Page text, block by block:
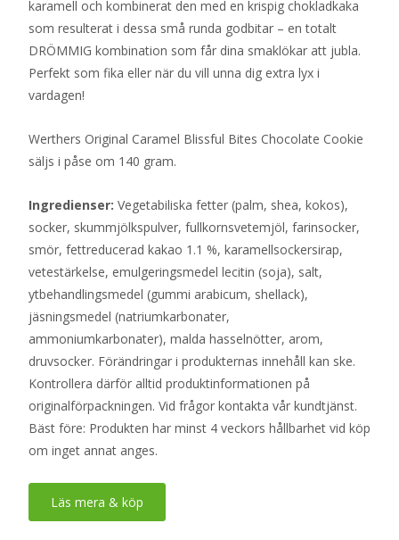
karamell och kombinerat den med en krispig chokladkaka
som resulterat i dessa små runda godbitar – en totalt
DRÖMMIG kombination som får dina smaklökar att jubla.
Perfekt som fika eller när du vill unna dig extra lyx i
vardagen!
Werthers Original Caramel Blissful Bites Chocolate Cookie
säljs i påse om 140 gram.
Ingredienser: Vegetabiliska fetter (palm, shea, kokos),
socker, skummjölkspulver, fullkornsvetemjöl, farinsocker,
smör, fettreducerad kakao 1.1 %, karamellsockersirap,
vetestärkelse, emulgeringsmedel lecitin (soja), salt,
ytbehandlingsmedel (gummi arabicum, shellack),
jäsningsmedel (natriumkarbonater,
ammoniumkarbonater), malda hasselnötter, arom,
druvsocker. Förändringar i produkternas innehåll kan ske.
Kontrollera därför alltid produktinformationen på
originalförpackningen. Vid frågor kontakta vår kundtjänst.
Bäst före: Produkten har minst 4 veckors hållbarhet vid köp
om inget annat anges.
Läs mera & köp